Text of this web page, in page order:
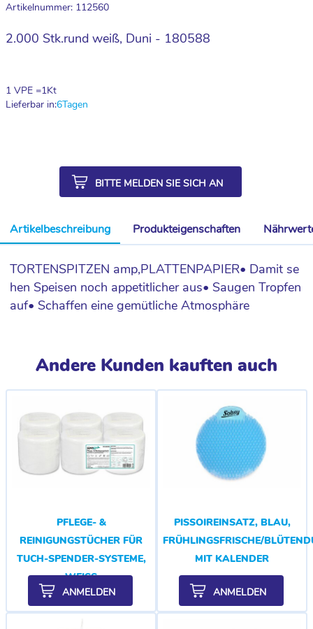
Artikelnummer: 112560
2.000 Stk.rund weiß, Duni - 180588
1 VPE =1Kt
Lieferbar in:6Tagen
BITTE MELDEN SIE SICH AN
Artikelbeschreibung Produkteigenschaften
TORTENSPITZEN amp,PLATTENPAPIER• Damit se
hen Speisen noch appetitlicher aus• Saugen Tropfen
auf• Schaffen eine gemütliche Atmosphäre
Andere Kunden kauften auch
PFLEGE- &
REINIGUNGSTÜCHER FÜR
TUCH-SPENDER-SYSTEME,
WEISS
ANMELDEN
PISSOIREINSATZ, BLAU,
FRÜHLINGSFRISCHE/
MIT KALENDER
ANMELDEN